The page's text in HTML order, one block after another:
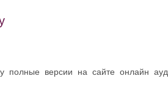
полные версии на сайте онлайн